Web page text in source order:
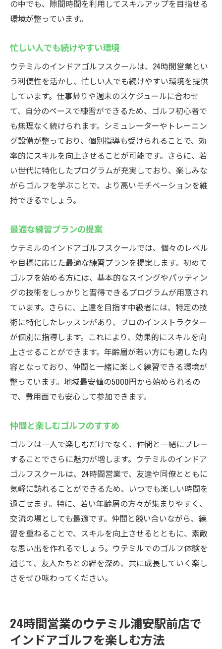
の中でも、隙間時間を利用してスキルアップを目指せる
環境が整っています。
忙しい人でも続けやすい環境
ウテミルのインドアゴルフスクールは、24時間営業とい
う利便性を活かし、忙しい人でも続けやすい環境を提供
しています。仕事帰りや週末のスケジュールに合わせ
て、自分のペースで練習ができるため、ゴルフ初心者で
も無理なく続けられます。シミュレーターやトレーニン
グ設備が整っており、個別指導も受けられることで、効
率的にスキルを向上させることが可能です。さらに、若
い世代に特化したプログラムが充実しており、楽しみな
がらゴルフを学ぶことで、より高いモチベーションを維
持できるでしょう。
最適な練習プランの提案
ウテミルのインドアゴルフスクールでは、個々のレベル
や目標に応じた最適な練習プランを提案します。初めて
ゴルフを始める方には、基本的なスイングやパッティン
グの技術をしっかりと習得できるプログラムが用意され
ています。さらに、上達を目指す中級者には、特定の技
術に特化したレッスンがあり、プロのインストラクター
が個別に指導します。これにより、効果的にスキルを向
上させることができます。年齢層が若い方にも適した内
容となっており、仲間と一緒に楽しく練習できる環境が
整っています。地域最安値の5000円から始められるの
で、費用面でも安心して参加できます。
仲間と楽しむゴルフのすすめ
ゴルフは一人で楽しむだけでなく、仲間と一緒にプレー
することでさらに魅力が増します。ウテミルのインドア
ゴルフスクールは、24時間営業で、友達や同僚とともに
気軽に訪れることができるため、いつでも楽しい時間を
過ごせます。特に、若い年齢層の方々が集まりやすく、
交流の場としても最適です。仲間と競い合いながら、練
習を重ねることで、スキルを向上させるとともに、素敵
な思い出を作れるでしょう。ウテミルでのゴルフ体験を
通じて、友人たちとの絆を深め、共に成長していく楽し
さをぜひ味わってください。
24時間営業のウテミル浦安駅前店で
インドアゴルフを楽しむ方法